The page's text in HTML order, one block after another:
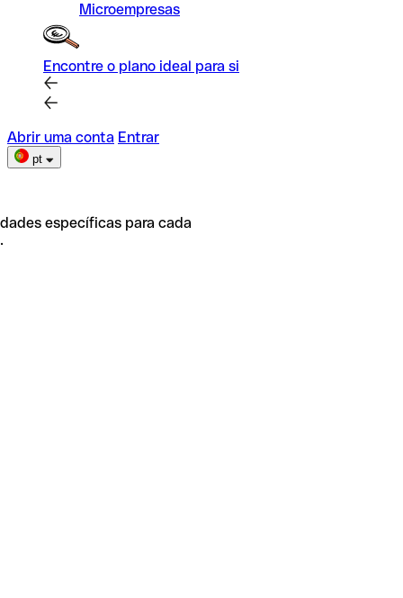
Microempresas
Encontre o plano ideal para si
Abrir uma conta Entrar
pt
específicas para cada